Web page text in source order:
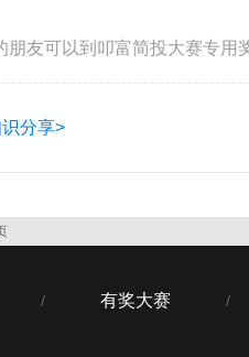
分享>
/ 有奖大赛 /